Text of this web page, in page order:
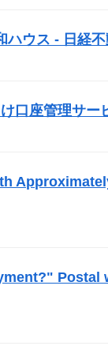
ハウス - 日経
座管理サー
Postal